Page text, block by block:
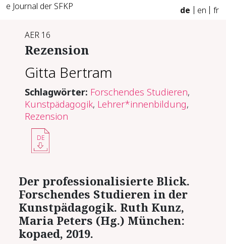
e Journal der SFKP de en fr
AER 16
Rezension
Gitta Bertram
Schlagwörter: Forschendes Studieren,
Kunstpädagogik, Lehrer*innenbildung,
Rezension
DE
Der professionalisierte Blick.
Forschendes Studieren in der
Kunstpädagogik. Ruth Kunz,
Maria Peters (Hg.) München:
kopaed, 2019.